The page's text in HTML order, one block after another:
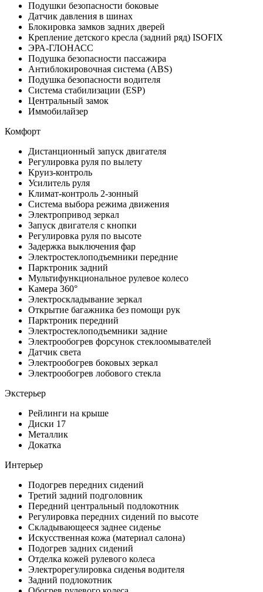
Подушки безопасности боковые
Датчик давления в шинах
Блокировка замков задних дверей
Крепление детского кресла (задний ряд) ISOFIX
ЭРА-ГЛОНАСС
Подушка безопасности пассажира
Антиблокировочная система (ABS)
Подушка безопасности водителя
Система стабилизации (ESP)
Центральный замок
Иммобилайзер
Комфорт
Дистанционный запуск двигателя
Регулировка руля по вылету
Круиз-контроль
Усилитель руля
Климат-контроль 2-зонный
Система выбора режима движения
Электропривод зеркал
Запуск двигателя с кнопки
Регулировка руля по высоте
Задержка выключения фар
Электростеклоподъемники передние
Парктроник задний
Мультифункциональное рулевое колесо
Камера 360°
Электроскладывание зеркал
Открытие багажника без помощи рук
Парктроник передний
Электростеклоподъемники задние
Электрообогрев форсунок стеклоомывателей
Датчик света
Электрообогрев боковых зеркал
Электрообогрев лобового стекла
Экстерьер
Рейлинги на крыше
Диски 17
Металлик
Докатка
Интерьер
Подогрев передних сидений
Третий задний подголовник
Передний центральный подлокотник
Регулировка передних сидений по высоте
Складывающееся заднее сиденье
Искусственная кожа (материал салона)
Подогрев задних сидений
Отделка кожей рулевого колеса
Электрорегулировка сиденья водителя
Задний подлокотник